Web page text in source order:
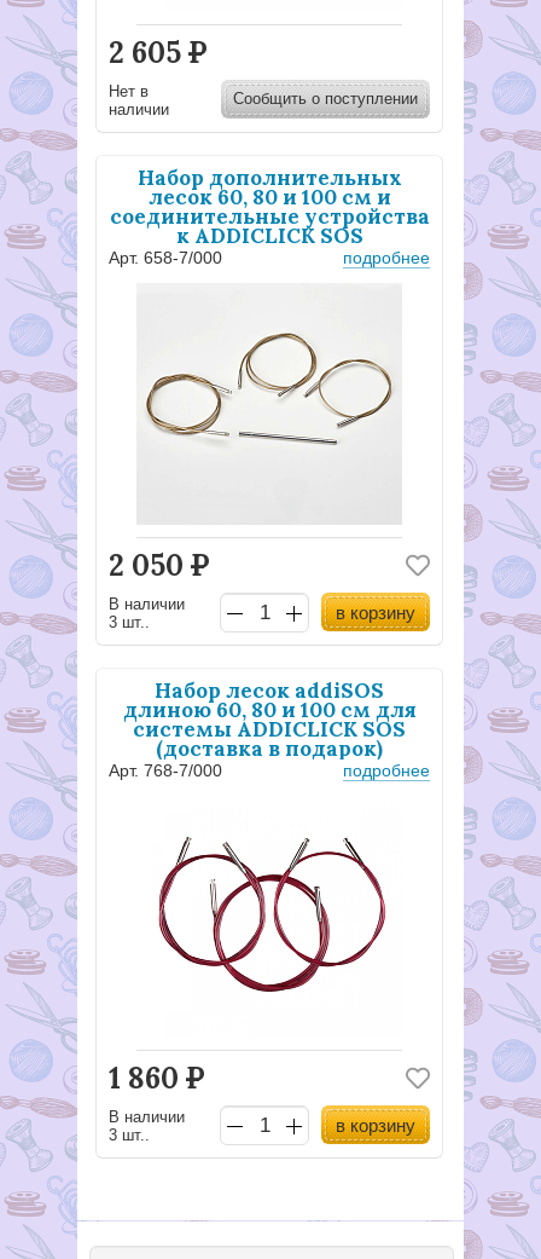
2 605Р
Нет в
наличии
Сообщить о поступлении
Набор дополнительных
лесок 60, 80 и 100 см и
соединительные устройства
к ADDICLICK SOS
Арт. 658-7/000 подробнее
2 050 Р
В наличии
3 шт..
в корзину
Набор лесок addiSOS
длиною 60, 80 и 100 см для
системы ADDICLICK SOS
(доставка в подарок)
Арт. 768-7/000 подробнее
1 860 Р
В наличии
3 шт..
в корзину